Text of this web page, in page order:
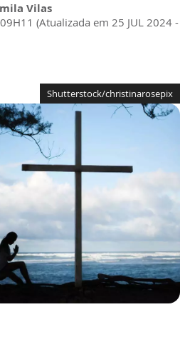
Vilas
(Atualizada em 25 JUL 2024 -
Shutterstock/christinarosepix